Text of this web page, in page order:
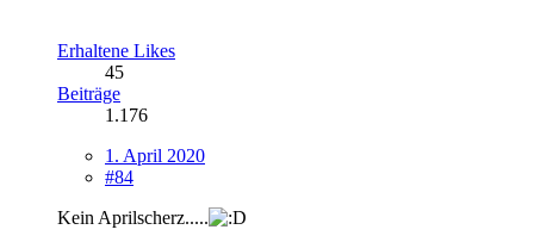
Erhaltene Likes
45
Beiträge
1.176
1. April 2020
#84
Kein Aprilscherz.....